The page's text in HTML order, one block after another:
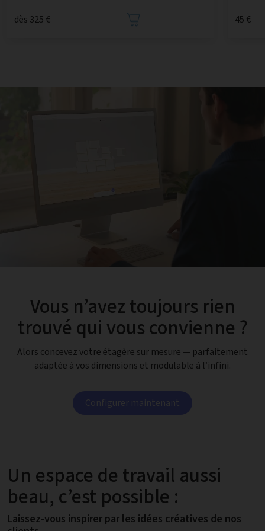
dès 325 € 45 €
Vous n’avez toujours rien
trouvé qui vous convienne ?
Alors concevez votre étagère sur mesure — parfaitement
adaptée à vos dimensions et modulable à l’infini.
Configurer maintenant
Un espace de travail aussi
beau, c’est possible :
Laissez-vous inspirer par les idées créatives de nos